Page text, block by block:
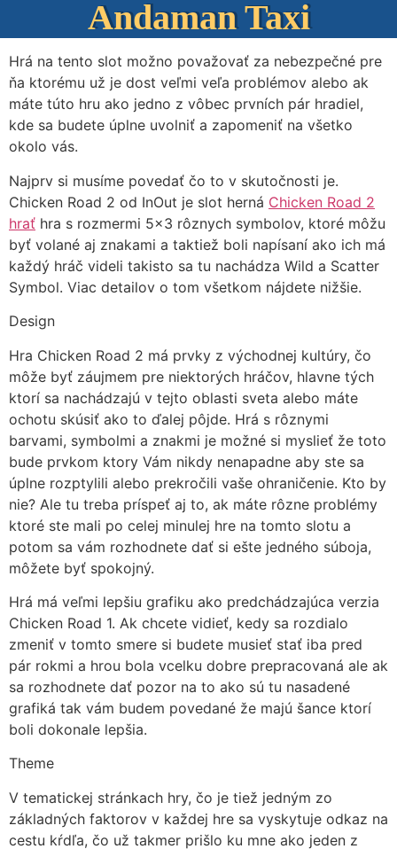
Andaman Taxi
Hrá na tento slot možno považovať za nebezpečné pre
ňa ktorému už je dost veľmi veľa problémov alebo ak
máte túto hru ako jedno z vôbec prvních pár hradiel,
kde sa budete úplne uvolniť a zapomeniť na všetko
okolo vás.
Najprv si musíme povedať čo to v skutočnosti je.
Chicken Road 2 od InOut je slot herná Chicken Road 2
hrať hra s rozmermi 5×3 rôznych symbolov, ktoré môžu
byť volané aj znakami a taktiež boli napísaní ako ich má
každý hráč videli takisto sa tu nachádza Wild a Scatter
Symbol. Viac detailov o tom všetkom nájdete nižšie.
Design
Hra Chicken Road 2 má prvky z východnej kultúry, čo
môže byť záujmem pre niektorých hráčov, hlavne tých
ktorí sa nachádzajú v tejto oblasti sveta alebo máte
ochotu skúsiť ako to ďalej pôjde. Hrá s rôznymi
barvami, symbolmi a znakmi je možné si myslieť že toto
bude prvkom ktory Vám nikdy nenapadne aby ste sa
úplne rozptylili alebo prekročili vaše ohraničenie. Kto by
nie? Ale tu treba príspeť aj to, ak máte rôzne problémy
ktoré ste mali po celej minulej hre na tomto slotu a
potom sa vám rozhodnete dať si ešte jedného súboja,
môžete byť spokojný.
Hrá má veľmi lepšiu grafiku ako predchádzajúca verzia
Chicken Road 1. Ak chcete vidieť, kedy sa rozdialo
zmeniť v tomto smere si budete musieť stať iba pred
pár rokmi a hrou bola vcelku dobre prepracovaná ale ak
sa rozhodnete dať pozor na to ako sú tu nasadené
grafiká tak vám budem povedané že majú šance ktorí
boli dokonale lepšia.
Theme
V tematickej stránkach hry, čo je tiež jedným zo
základných faktorov v každej hre sa vyskytuje odkaz na
cestu kŕdľa, čo už takmer prišlo ku mne ako jeden z